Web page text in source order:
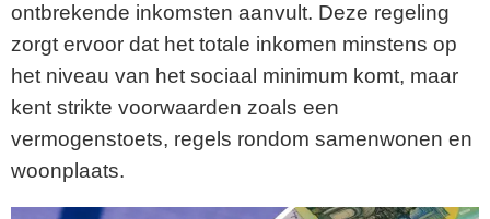
ontbrekende inkomsten aanvult. Deze regeling
zorgt ervoor dat het totale inkomen minstens op
het niveau van het sociaal minimum komt, maar
kent strikte voorwaarden zoals een
vermogenstoets, regels rondom samenwonen en
woonplaats.